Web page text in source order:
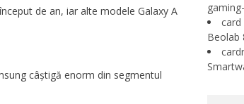
de an, iar alte modele Galaxy A
câștigă enorm din segmentul
Beolab